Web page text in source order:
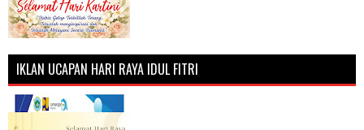
IKLAN UCAPAN HARI RAYA IDUL FITRI